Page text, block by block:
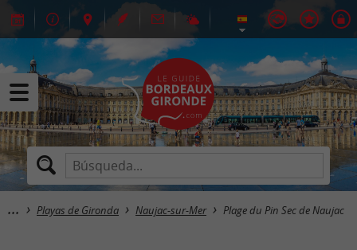
Playas de Gironda Naujac-sur-Mer Plage du Pin Sec de Naujac